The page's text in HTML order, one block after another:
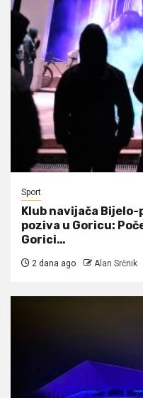
Sport
Klub navijača
poziva u Goricu:
Gorici…
2 dana ago Alan Srčnik